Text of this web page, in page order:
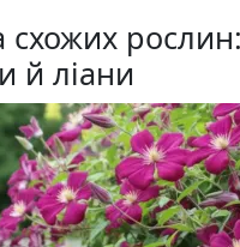
схожих
й ліани